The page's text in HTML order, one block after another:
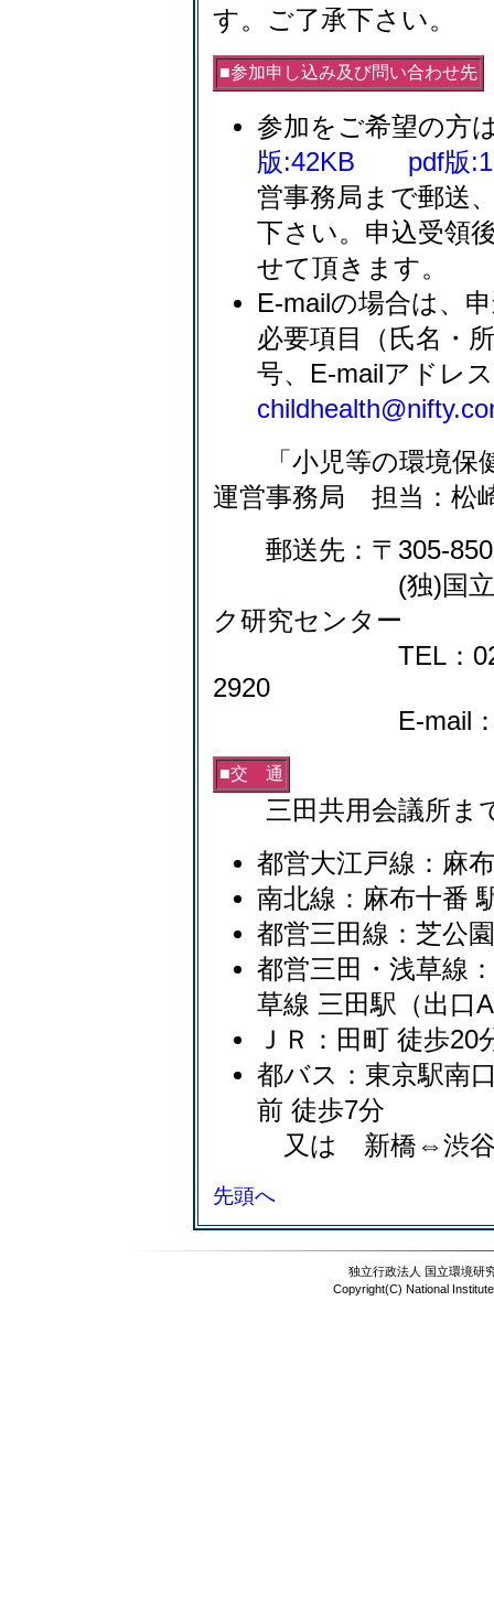
す。ご了承下さい。
■参加申し込み及び問い合わせ先
参加をご希望の方
版:42KB
pdf版
営事務局まで郵送
下さい。申込受領
せて頂きます。
E-mailの場合は、
必要項目（氏名・
号、E-mailアドレ
「小児等の環境保
運営事務局 担当：松
郵送先：〒305-
(独)国立環境研
ク研究センター
TEL：029-
2920
E-mail：
■交 通
三田共用会議所ま
都営大江戸線：麻
南北線：麻布十番
都営三田線：芝公
都営三田・浅草線
草線 三田駅（出口
ＪＲ：田町 徒歩20
都バス：東京駅南
前 徒歩7分
又は 新橋⇔渋谷(
先頭へ
独立行政法人 国立環境研
Copyright(C) National